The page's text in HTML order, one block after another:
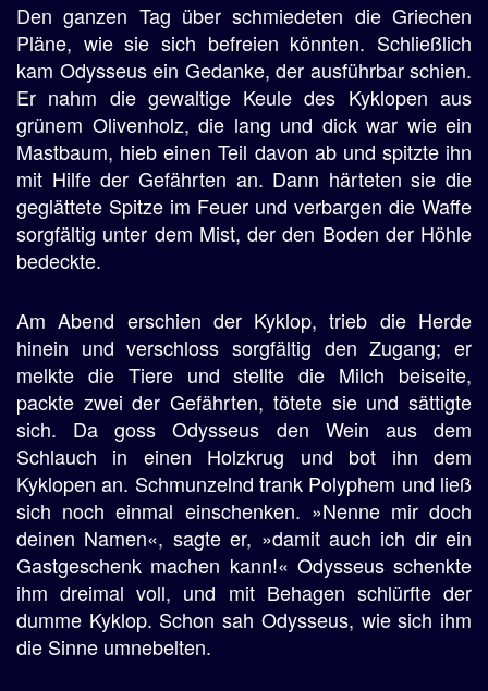
Den ganzen Tag über schmiedeten die Griechen
Pläne, wie sie sich befreien könnten. Schließlich
kam Odysseus ein Gedanke, der ausführbar schien.
Er nahm die gewaltige Keule des Kyklopen aus
grünem Olivenholz, die lang und dick war wie ein
Mastbaum, hieb einen Teil davon ab und spitzte ihn
mit Hilfe der Gefährten an. Dann härteten sie die
geglättete Spitze im Feuer und verbargen die Waffe
sorgfältig unter dem Mist, der den Boden der Höhle
bedeckte.
Am Abend erschien der Kyklop, trieb die Herde
hinein und verschloss sorgfältig den Zugang; er
melkte die Tiere und stellte die Milch beiseite,
packte zwei der Gefährten, tötete sie und sättigte
sich. Da goss Odysseus den Wein aus dem
Schlauch in einen Holzkrug und bot ihn dem
Kyklopen an. Schmunzelnd trank Polyphem und ließ
sich noch einmal einschenken. »Nenne mir doch
deinen Namen«, sagte er, »damit auch ich dir ein
Gastgeschenk machen kann!« Odysseus schenkte
ihm dreimal voll, und mit Behagen schlürfte der
dumme Kyklop. Schon sah Odysseus, wie sich ihm
die Sinne umnebelten.